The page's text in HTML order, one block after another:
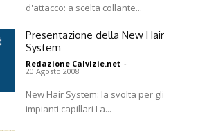
d'attacco: a scelta collante...
Presentazione della New Hair
System
Redazione Calvizie.net -
20 Agosto 2008
New Hair System: la svolta per gli
impianti capillari La...